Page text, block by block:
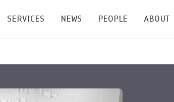
& Facilities
SERVICES
Academic Service
NEWS
Events & Announcement
PEOPLE
Staffs
ABOUT